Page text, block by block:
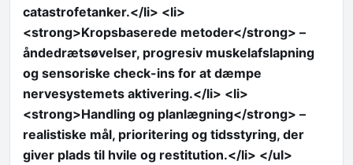
catastrofetanker.</li> <li>
<strong>Kropsbaserede metoder</strong> –
åndedrætsøvelser, progresiv muskelafslapning
og sensoriske check-ins for at dæmpe
nervesystemets aktivering.</li> <li>
<strong>Handling og planlægning</strong> –
realistiske mål, prioritering og tidsstyring, der
giver plads til hvile og restitution.</li> </ul>